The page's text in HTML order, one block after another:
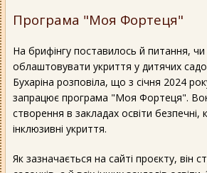
Програма "Моя Фортеця"
На брифінгу поставилось й питання, чи
облаштовувати укриття у дитячих
Бухаріна розповіла, що з січня 2024
запрацює програма "Моя Фортеця".
створення в закладах освіти безпечні,
інклюзивні укриття.
Як зазначається на сайті проєкту, він